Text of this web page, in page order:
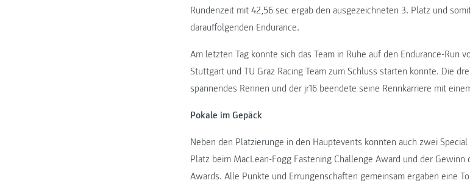
Rundenzeit mit 42,56 sec ergab den ausgezeichneten 3. Platz und
darauffolgenden Endurance.
Am letzten Tag konnte sich das Team in Ruhe auf den Endurance-Run
Stuttgart und TU Graz Racing Team zum Schluss starten konnte. Die
spannendes Rennen und der jr16 beendete seine Rennkarriere mit
Pokale im Gepäck
Neben den Platzierunge in den Hauptevents konnten auch zwei
Platz beim MacLean-Fogg Fastening Challenge Award und der
Awards. Alle Punkte und Errungenschaften gemeinsam ergaben eine